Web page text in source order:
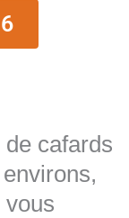
cafards
vous